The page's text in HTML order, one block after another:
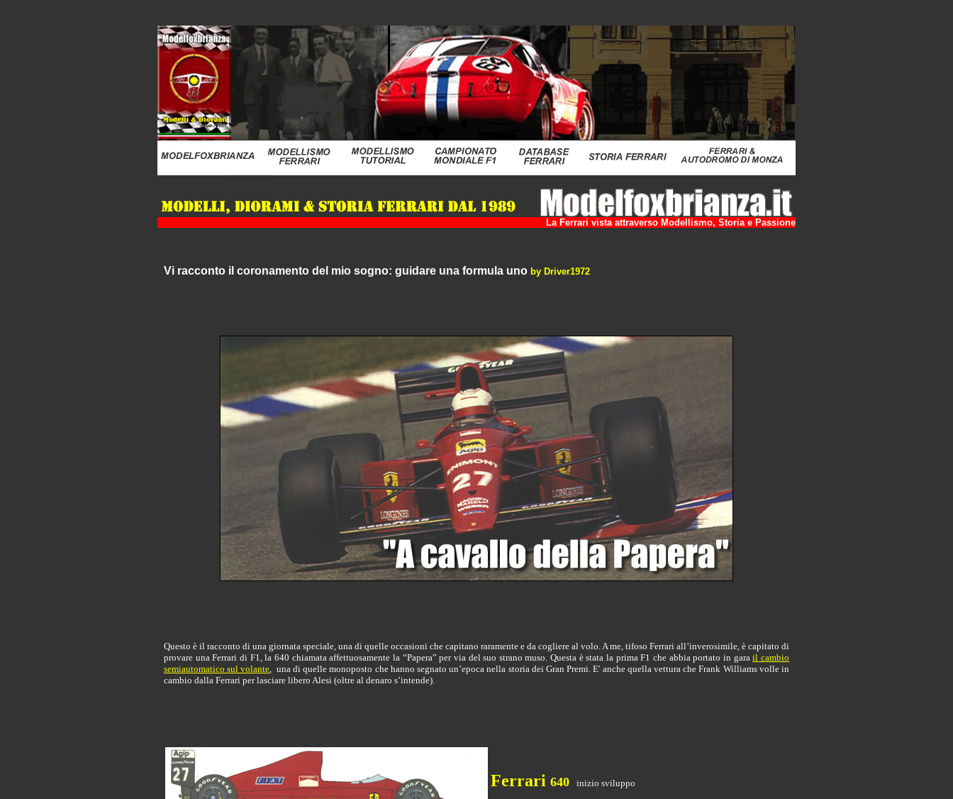
La Ferrari vista attraverso Modellismo, Storia e Passione
Vi racconto il coronamento del mio sogno: guidare una formula uno by Driver1972
Questo è il racconto di una giornata speciale, una di quelle occasioni che capitano raramente e da cogliere al volo. A me, tifoso Ferrari all’inverosimile, è capitato di
provare una Ferrari di F1, la 640 chiamata affettuosamente la “Papera” per via del suo strano muso. Questa è stata la prima F1 che abbia portato in garail cambio
semiautomatico sul volante, una di quelle monoposto che hanno segnato un’epoca nella storia dei Gran Premi. E' anche quella vettura che Frank Williams volle in
cambio dalla Ferrari per lasciare libero Alesi (oltre al denaro s’intende).
Ferrari 640 inizio sviluppo